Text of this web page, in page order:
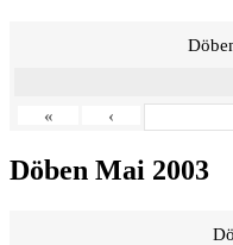
« ‹
Döben Mai 2003